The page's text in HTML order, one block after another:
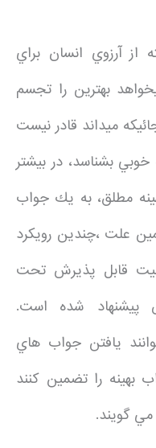
از آرزوي انسان براي
بهترين را تجسم
ميداند قادر نيست
بشناسد، در بيشتر
مطلق، به يك جواب
علت ،چندين رويكرد
قابل پذيرش تحت
پيشنهاد شده است.
يافتن جواب هاي
را تضمين كنند
مي گويند.